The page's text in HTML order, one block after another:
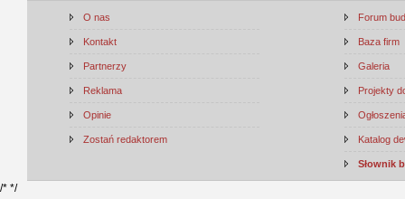
O nas
Kontakt
Partnerzy
Reklama
Opinie
Zostań redaktorem
Forum
Baza firm
Galeria
Projekty
Katalog
Słownik
/* */